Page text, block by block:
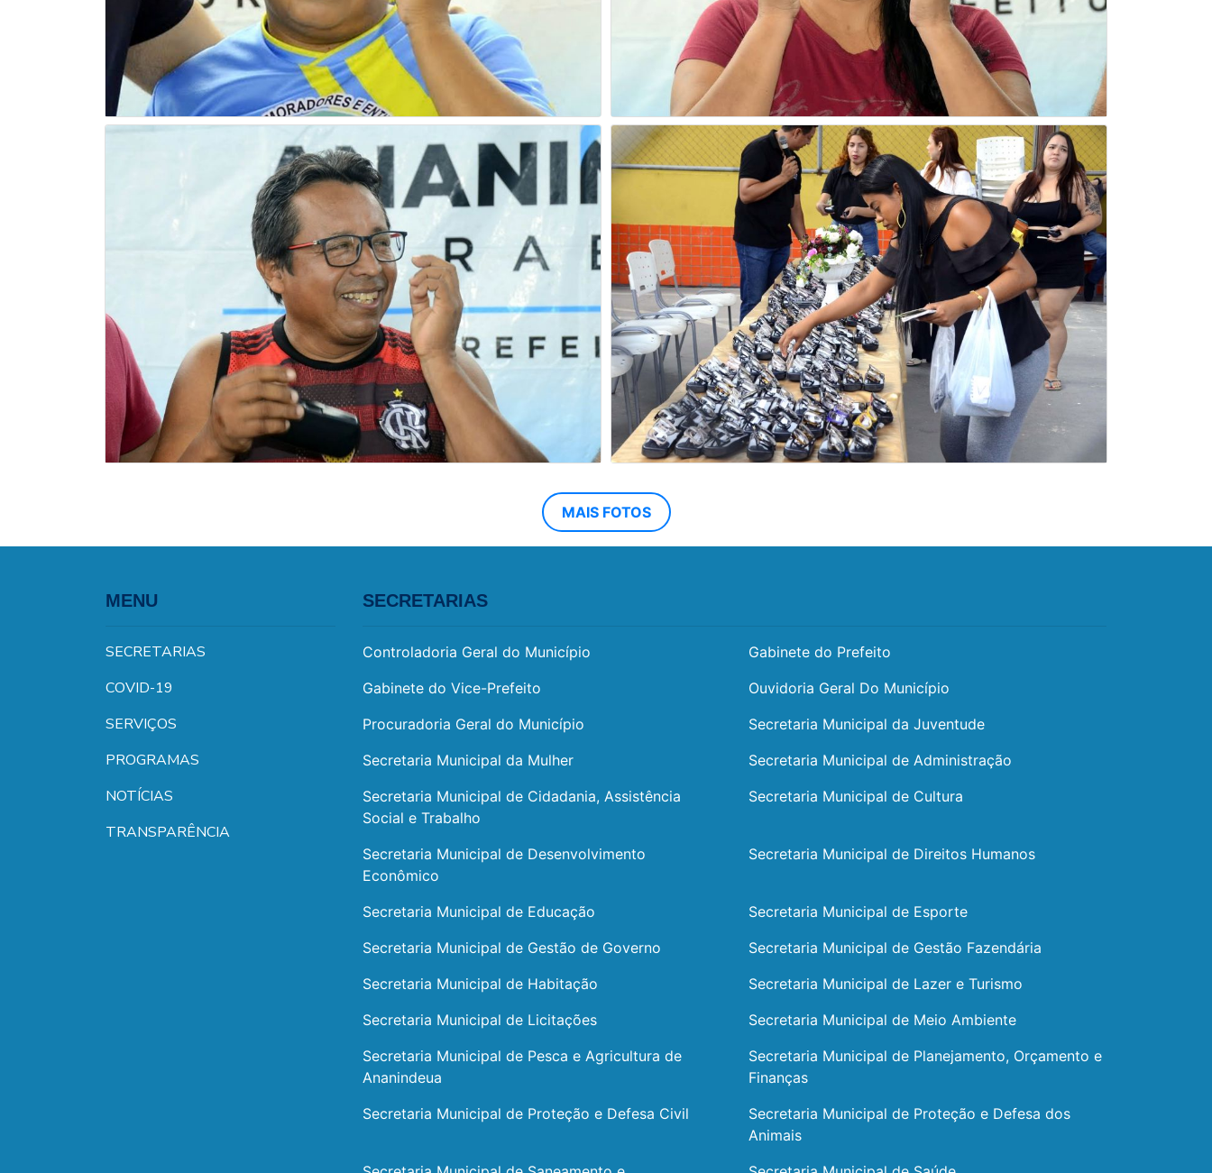
MAIS FOTOS
MENU
SECRETARIAS
COVID-19
SERVIÇOS
PROGRAMAS
NOTÍCIAS
TRANSPARÊNCIA
SECRETARIAS
Controladoria Geral do Município
Gabinete do Prefeito
Gabinete do Vice-Prefeito
Ouvidoria Geral Do Município
Procuradoria Geral do Município
Secretaria Municipal da Juventude
Secretaria Municipal da Mulher
Secretaria Municipal de Administração
Secretaria Municipal de Cidadania, Assistência
Social e Trabalho
Secretaria Municipal de Cultura
Secretaria Municipal de Desenvolvimento
Econômico
Secretaria Municipal de Direitos Humanos
Secretaria Municipal de Educação
Secretaria Municipal de Esporte
Secretaria Municipal de Gestão de Governo
Secretaria Municipal de Gestão Fazendária
Secretaria Municipal de Habitação
Secretaria Municipal de Lazer e Turismo
Secretaria Municipal de Licitações
Secretaria Municipal de Meio Ambiente
Secretaria Municipal de Pesca e Agricultura de
Ananindeua
Secretaria Municipal de Planejamento, Orçamento e
Finanças
Secretaria Municipal de Proteção e Defesa Civil
Secretaria Municipal de Proteção e Defesa dos
Animais